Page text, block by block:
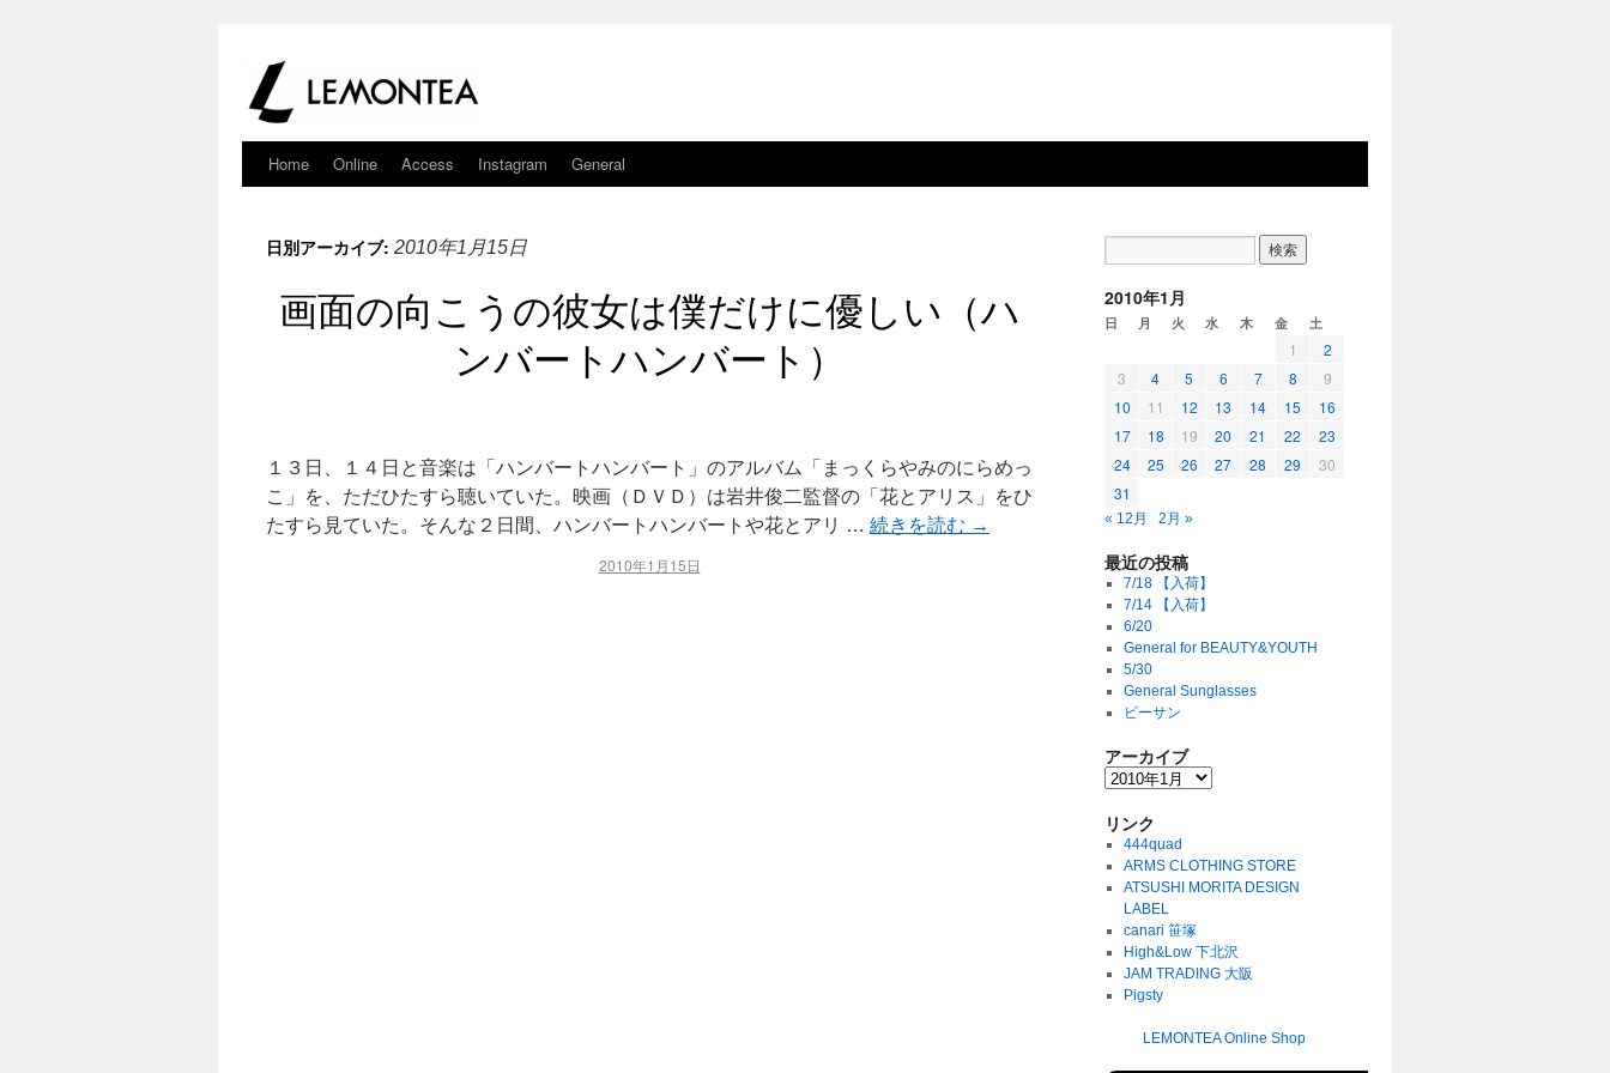
Home Online Access Instagram General
日別アーカイブ: 2010年1月15日
画面の向こうの彼女は僕だけに優しい（ハ
ンバートハンバート）
１３日、１４日と音楽は「ハンバートハンバート」のアルバム「まっくらやみのにらめっ
こ」を、ただひたすら聴いていた。映画（ＤＶＤ）は岩井俊二監督の「花とアリス」をひ
たすら見ていた。そんな２日間、ハンバートハンバートや花とアリ … 続きを読む →
2010年1月15日
2010年1月
日 月 火 水 木 金 土
1
2
3
4 5 6 7 8
9
10
11 12 13 14 15
16
17
18 19 20 21 22
23
24
25 26 27 28 29
30
31
« 12月 2月 »
最近の投稿
7/18 【入荷】
7/14 【入荷】
6/20
General for BEAUTY&YOUTH
5/30
General Sunglasses
ビーサン
アーカイブ
リンク
444quad
ARMS CLOTHING STORE
ATSUSHI MORITA DESIGN
LABEL
canari 笹塚
High&Low 下北沢
JAM TRADING 大阪
Pigsty
LEMONTEA Online Shop